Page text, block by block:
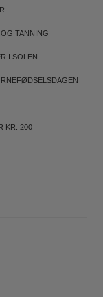
TANNING
I SOLEN
KR. 200